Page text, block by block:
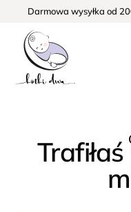
Darmowa wysyłka od